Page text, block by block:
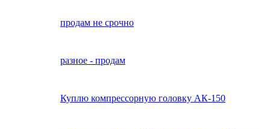
продам не срочно
разное - продам
Куплю компрессорную головку АК-150